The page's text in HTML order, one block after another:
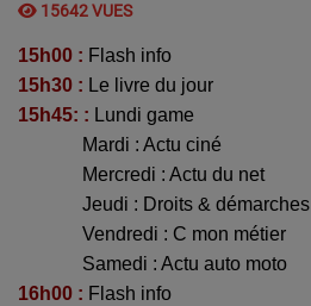
15642 VUES
15h00 : Flash info
15h30 : Le livre du jour
15h45: : Lundi game
Mardi : Actu ciné
Mercredi : Actu du net
Jeudi : Droits & démarches
Vendredi : C mon métier
Samedi : Actu auto moto
16h00 : Flash info